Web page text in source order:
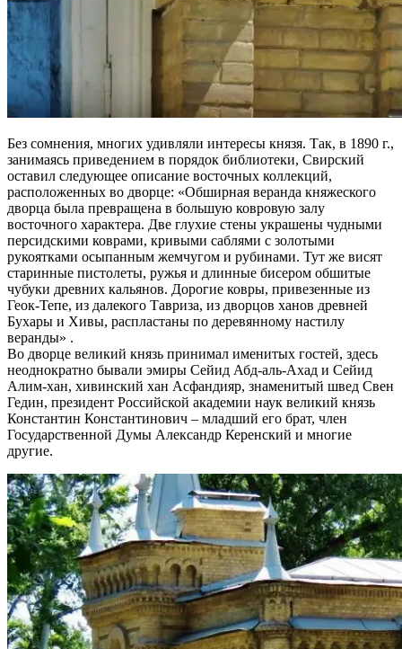
Без сомнения, многих удивляли интересы князя. Так, в 1890 г.,
занимаясь приведением в порядок библиотеки, Свирский
оставил следующее описание восточных коллекций,
расположенных во дворце: «Обширная веранда княжеского
дворца была превращена в большую ковровую залу
восточного характера. Две глухие стены украшены чудными
персидскими коврами, кривыми саблями с золотыми
рукоятками осыпанным жемчугом и рубинами. Тут же висят
старинные пистолеты, ружья и длинные бисером обшитые
чубуки древних кальянов. Дорогие ковры, привезенные из
Геок-Тепе, из далекого Тавриза, из дворцов ханов древней
Бухары и Хивы, распластаны по деревянному настилу
веранды» .
Во дворце великий князь принимал именитых гостей, здесь
неоднократно бывали эмиры Сейид Абд-аль-Ахад и Сейид
Алим-хан, хивинский хан Асфандияр, знаменитый швед Свен
Гедин, президент Российской академии наук великий князь
Константин Константинович – младший его брат, член
Государственной Думы Александр Керенский и многие
другие.